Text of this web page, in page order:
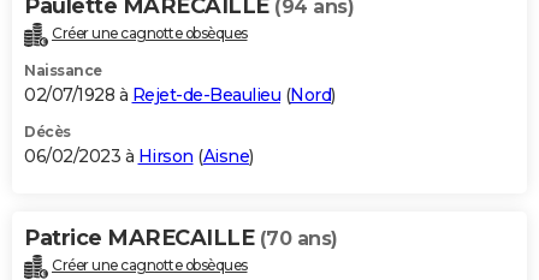
Paulette MARECAILLE (94 ans)
Créer une cagnotte obsèques
Naissance
02/07/1928 à Rejet-de-Beaulieu (Nord)
Décès
06/02/2023 à Hirson (Aisne)
Patrice MARECAILLE (70 ans)
Créer une cagnotte obsèques